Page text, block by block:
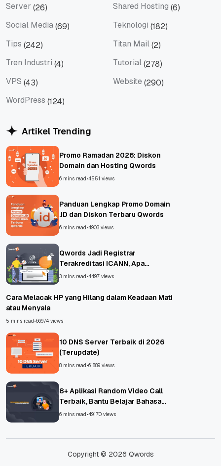
Server (26) Shared Hosting (6)
Social Media(69) Teknologi (182)
Tips (242) Titan Mail(2)
Tren Industri (4) Tutorial(278)
VPS (43) Website (290)
WordPress (124)
Artikel Trending
Promo Ramadan 2026: Diskon
Domain dan Hosting Qwords
6 mins read•4551 views
Panduan Lengkap Promo Domain
.ID dan Diskon Terbaru Qwords
6 mins read•4903 views
Qwords Jadi Registrar
Terakreditasi ICANN, Apa
Untungnya?
3 mins read•4497 views
Cara Melacak HP yang Hilang dalam Keadaan Mati
atau Menyala
5 mins read•66974 views
10 DNS Server Terbaik di 2026
(Terupdate)
8 mins read•61889 views
8+ Aplikasi Random Video Call
Terbaik, Bantu Belajar Bahasa
Asing!
6 mins read•49170 views
Copyright © 2026 Qwords